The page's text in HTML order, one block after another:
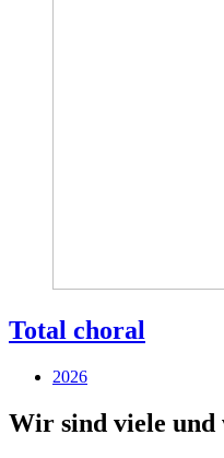
Total choral
2026
Wir sind viele und